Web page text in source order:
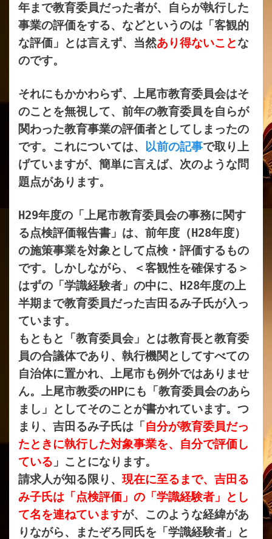
年まで教育委員だった者が、自らが執行した
事業の評価をする、などというのは「客観的
な評価」とは言えず、当然あり得ないことな
のです。
それにもかかわらず、上尾市教育委員会はそ
のことを無視して、前年の教育委員を自らが
関わった教育事業の評価者としてしまったの
です。これについては、
以前の記事で取り上
げていますが、簡単に言えば、次のような問
題点があります。
H29年度の「上尾市教育委員会の事務に関す
る点検評価報告書」は、前年度（ H28年度）
の施策事業を対象として点検・評価するもの
です。
しかしながら、＜客観性を確保する＞
はずの「学識経験者」の中に、
H28年度の上
半期まで教育委員だった吉田るみ子氏が入っ
ています。
もともと「教育委員会」とは教育長と教育委
員の合議体であり、執行機関としてすべての
自治体に置かれ、上尾市も例外ではありませ
ん。上尾市教委のHPにも「教育委員会のあら
まし」としてそのことが書かれています。つ
まり、吉田るみ子氏は「 自分が教育委員だっ
たときに執行した対象事業を、自分で評価し
ている 」ことになります。
請求人が知る限り、 現在に至るまで、吉田る
み子氏は「点検評価」の「学識経験者」とし
て名を連ねていますが、このような経緯があ
りながら、またぞろ同氏を「学識経験者」と